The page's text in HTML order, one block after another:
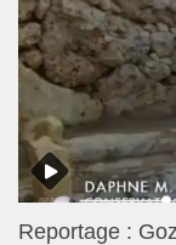
Reportage :